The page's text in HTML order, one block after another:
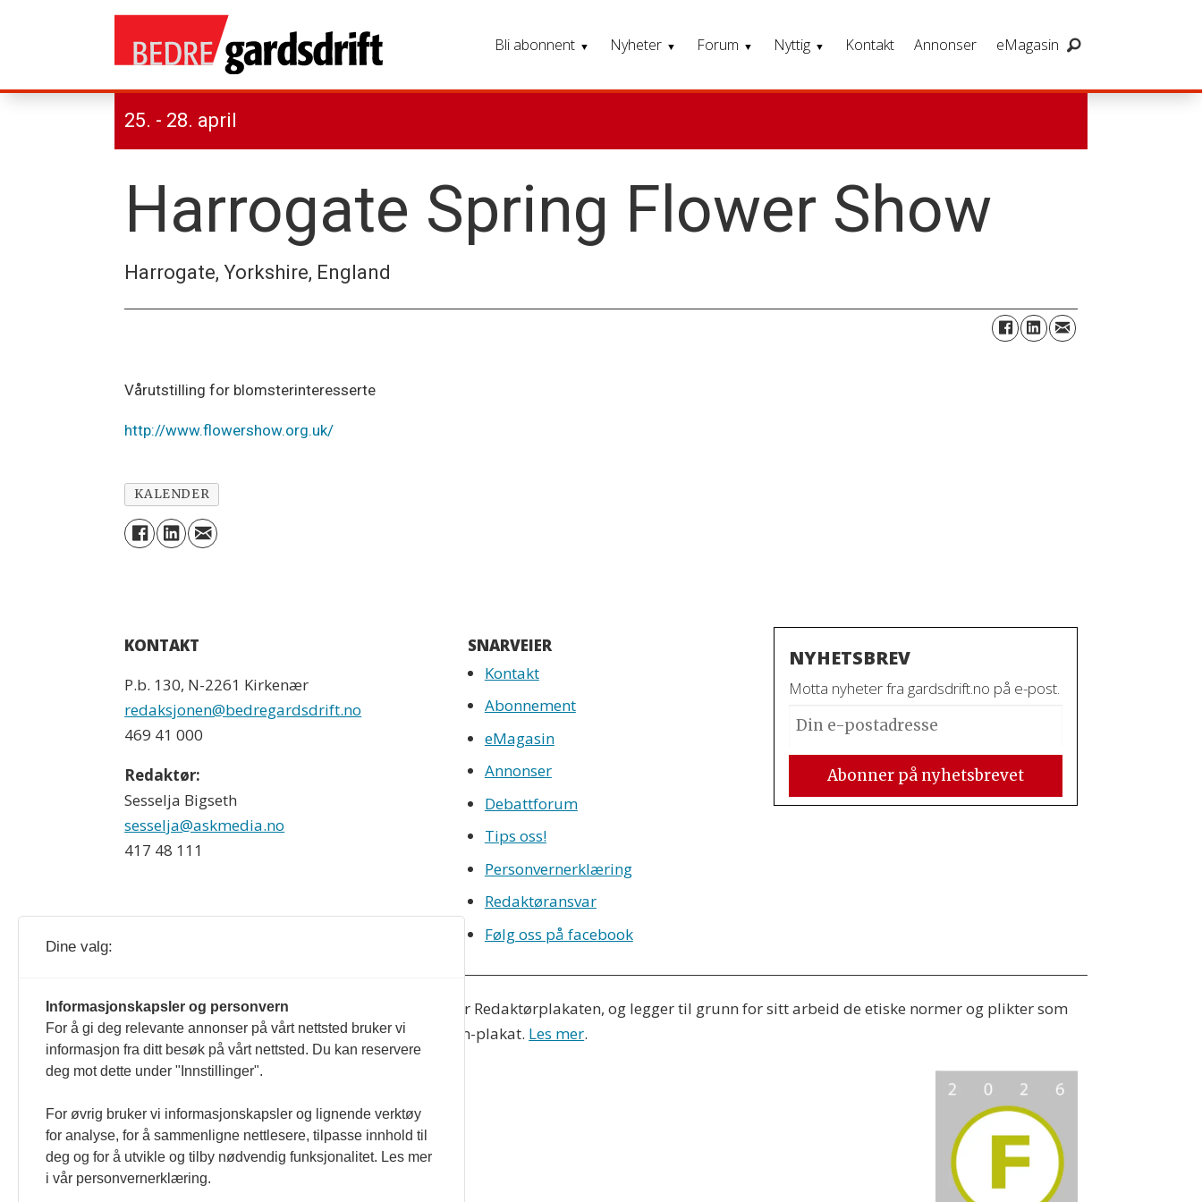
Bli abonnent Nyheter Forum Nyttig Kontakt Annonser eMagasin
25. - 28. april
Harrogate Spring Flower Show
Harrogate, Yorkshire, England
Vårutstilling for blomsterinteresserte
http://www.flowershow.org.uk/
KALENDER
KONTAKT
P.b. 130, N-2261 Kirkenær
redaksjonen@bedregardsdrift.no
469 41 000
Redaktør:
Sesselja Bigseth
sesselja@askmedia.no
417 48 111
SNARVEIER
Kontakt
Abonnement
eMagasin
Annonser
Debattforum
Tips oss!
Personvernerklæring
Redaktøransvar
Følg oss på facebook
NYHETSBREV
Motta nyheter fra gardsdrift.no på e-post.
Bedre Gardsdrift og gardsdrift.no redigeres etter Redaktørplakaten, og legger til grunn for sitt arbeid de etiske normer og plikter som
er formulert i Norsk Presseforbunds Vær Varsom-plakat. Les mer.
Dine valg:
Informasjonskapsler og personvern
For å gi deg relevante annonser på vårt nettsted bruker vi
informasjon fra ditt besøk på vårt nettsted. Du kan reservere
deg mot dette under "Innstillinger".
For øvrig bruker vi informasjonskapsler og lignende verktøy
for analyse, for å sammenligne nettlesere, tilpasse innhold til
deg og for å utvikle og tilby nødvendig funksjonalitet. Les mer
i vår personvernerklæring.